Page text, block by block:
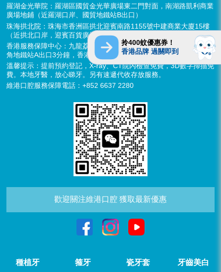
羅湖金光華院：羅湖區國貿金光華廣場東二門對面，南湖路凱利商業
廣場地鋪（近羅湖口岸、國貿地鐵站B出口）
珠海拱北院：珠海市香洲區拱北迎賓南路1155號中建商業大廈15樓
（近拱北口岸，迎賓百貨廣場對面）
香港服務保障中心：九龍荔枝角長裕街11號定豐中心1306室（荔枝
角地鐵站A出口3分鐘，香港辦公室暫不應診，提供網絡諮詢）
溫馨提示：提前預約登記，X-ray、CT院內檢查免費，3D數字掃描免
費。本地牙醫，放心睇牙。另有速遞代收存放服務。
維港口腔服務保障電話：+852 6637 2280
歡迎關注維港口腔 獲取最新優惠
種植牙 箍牙 瓷牙套 牙齒美白
拎400蚊優惠券！
香港品牌 過關即到